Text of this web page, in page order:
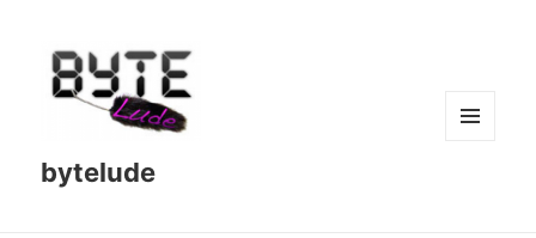
bytelude